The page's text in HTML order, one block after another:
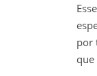
por